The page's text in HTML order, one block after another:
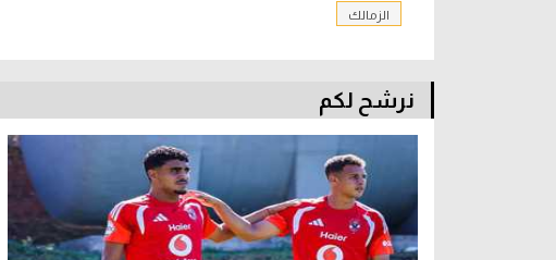
الزمالك
نرشح لكم